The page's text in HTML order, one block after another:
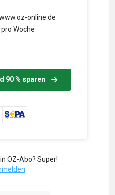
online.de
Woche
90 % sparen
OZ-Abo? Super!